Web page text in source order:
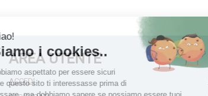
AREA UTENTE
ACCEDI